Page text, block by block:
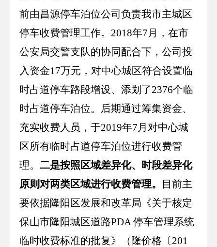
前由昌源停车泊位公司负责我市主城区
停车收费管理工作。 2018年7月，在市
公安局交警支队的协同配合下，公司投
入资金17万元，对中心城区符合设置临
时占道停车路段增设、添划了2376个临
时占道停车泊位。后期通过筹集资金、
充实收费人员，于2019年7月对中心城
区所有临时占道停车泊位进行收费管
理。 二是按照区域差异化、时段差异化
原则对两类区域进行收费管理。
目前主
要依据隆阳区发展和改革局《关于核定
保山市隆阳城区道路PDA停车管理系统
临时收费标准的批复》（隆价格〔201